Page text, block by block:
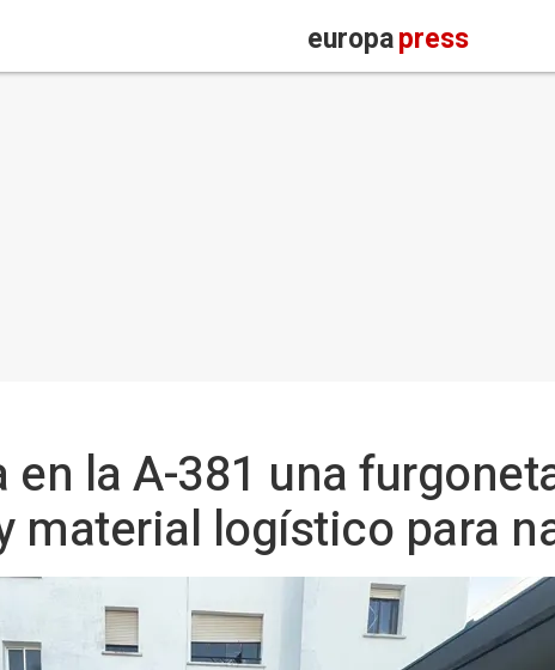
europapress
en la A-381 una
material logístico para